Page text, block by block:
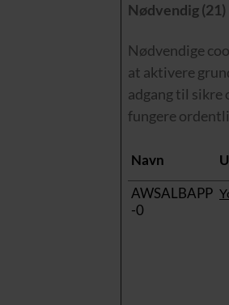
Nødvendig (21)
Nødvendige
at aktivere
adgang til sikre
fungere
Navn
AWSALBAPP
-0